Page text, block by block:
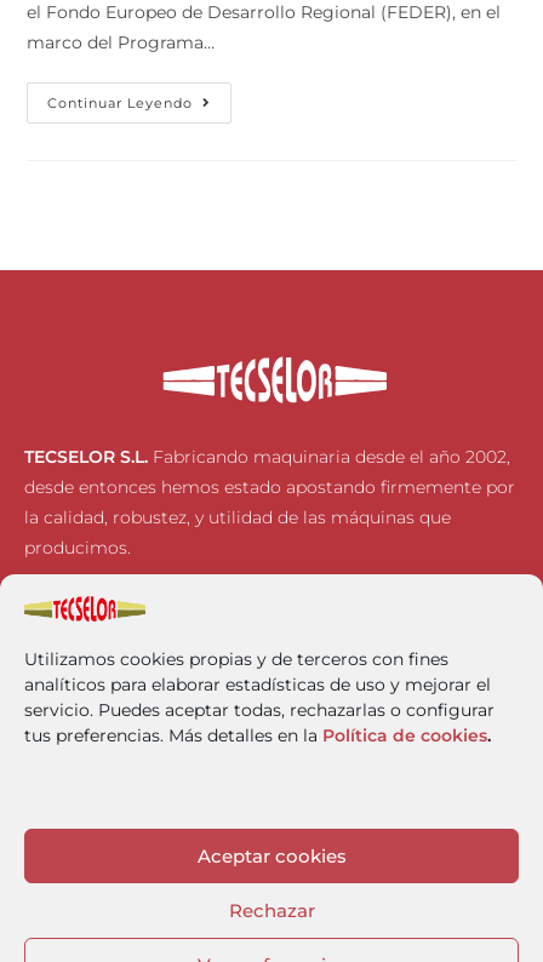
Utilizamos cookies propias y de terceros con fines
analíticos para elaborar estadísticas de uso y mejorar el
servicio. Puedes aceptar todas, rechazarlas o configurar
tus preferencias. Más detalles en la Política de cookies.
Aceptar cookies
Rechazar
el Fondo Europeo de Desarrollo Regional (FEDER), en el
marco del Programa…
Continuar Leyendo
TECSELOR S.L. Fabricando maquinaria desde el año 2002,
desde entonces hemos estado apostando firmemente por
la calidad, robustez, y utilidad de las máquinas que
producimos.
Inicio
Empresa
Horizon 2020
Contacto
CLEANPACK
Aviso Legal
Política de Cookies
Protocolo contra el Acoso